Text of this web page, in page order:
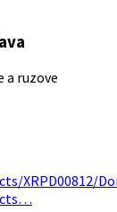
a ruzove
XRPD00812/